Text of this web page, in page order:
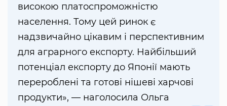
високою платоспроможністю
населення. Тому цей ринок є
надзвичайно цікавим і перспективним
для аграрного експорту. Найбільший
потенціал експорту до Японії мають
перероблені та готові нішеві харчові
продукти», — наголосила Ольга